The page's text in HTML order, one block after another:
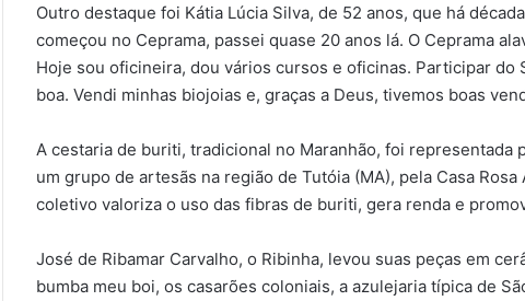
Outro destaque foi Kátia Lúcia Silva, de 52 anos, que há
começou no Ceprama, passei quase 20 anos lá. O Ceprama
Hoje sou oficineira, dou vários cursos e oficinas. Participar do
boa. Vendi minhas biojoias e, graças a Deus, tivemos boas
A cestaria de buriti, tradicional no Maranhão, foi representada
um grupo de artesãs na região de Tutóia (MA), pela Casa
coletivo valoriza o uso das fibras de buriti, gera renda e
José de Ribamar Carvalho, o Ribinha, levou suas peças em
bumba meu boi, os casarões coloniais, a azulejaria típica de